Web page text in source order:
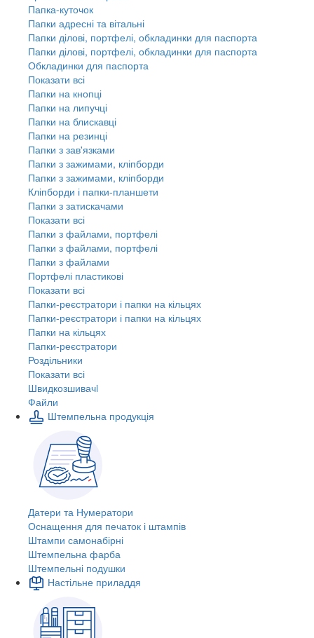
Папка-куточок
Папки адресні та вітальні
Папки ділові, портфелі, обкладинки для паспорта
Папки ділові, портфелі, обкладинки для паспорта
Обкладинки для паспорта
Показати всі
Папки на кнопці
Папки на липучці
Папки на блискавці
Папки на резинці
Папки з зав'язками
Папки з зажимами, кліпборди
Папки з зажимами, кліпборди
Кліпборди і папки-планшети
Папки з затискачами
Показати всі
Папки з файлами, портфелі
Папки з файлами, портфелі
Папки з файлами
Портфелі пластикові
Показати всі
Папки-реєстратори і папки на кільцях
Папки-реєстратори і папки на кільцях
Папки на кільцях
Папки-реєстратори
Роздільники
Показати всі
Швидкозшивачi
Файли
Штемпельна продукція
Датери та Нумератори
Оснащення для печаток і штампів
Штампи самонабірні
Штемпельна фарба
Штемпельні подушки
Настільне приладдя